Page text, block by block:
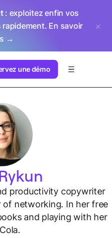
: exploitez enfin vos
rapidement. En savoir
→
une démo
productivity copywriter
of networking. In her free
and playing with her